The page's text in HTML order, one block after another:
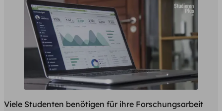
Viele Studenten benötigen für ihre Forschungsarbeit